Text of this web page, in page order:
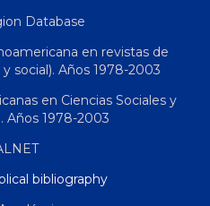
Database
en revistas de
social). Años 1978-2003
en Ciencias Sociales y
Años 1978-2003
bibliography